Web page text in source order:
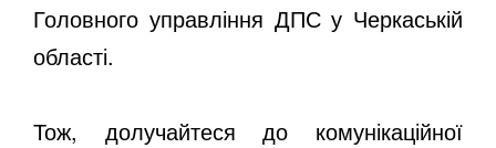
Головного управління ДПС у Черкаській
області.
Тож, долучайтеся до комунікаційної